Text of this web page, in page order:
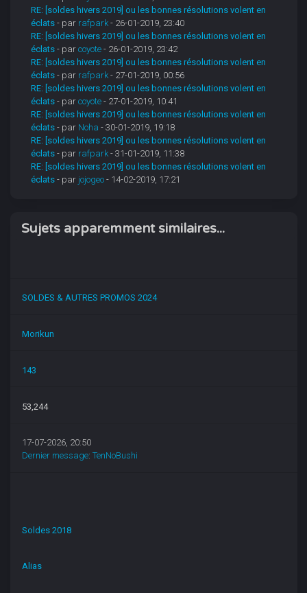
RE: [soldes hivers 2019] ou les bonnes résolutions volent en
éclats - par rafpark - 26-01-2019, 23:40
RE: [soldes hivers 2019] ou les bonnes résolutions volent en
éclats - parcoyote - 26-01-2019, 23:42
RE: [soldes hivers 2019] ou les bonnes résolutions volent en
éclats - par rafpark - 27-01-2019, 00:56
RE: [soldes hivers 2019] ou les bonnes résolutions volent en
éclats - parcoyote - 27-01-2019, 10:41
RE: [soldes hivers 2019] ou les bonnes résolutions volent en
éclats - par Noha - 30-01-2019, 19:18
RE: [soldes hivers 2019] ou les bonnes résolutions volent en
éclats - par rafpark - 31-01-2019, 11:38
RE: [soldes hivers 2019] ou les bonnes résolutions volent en
éclats - par jojogeo - 14-02-2019, 17:21
Sujets apparemment similaires...
SOLDES & AUTRES PROMOS 2024
Morikun
143
53,244
17-07-2026, 20:50
Dernier message:TenNoBushi
Soldes 2018
Alias